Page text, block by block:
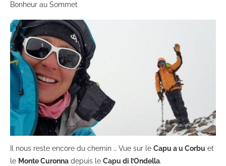
Bonheur au Sommet
Il nous reste encore du chemin … Vue sur le Capu a u Corbu et
le Monte Curonna depuis le Capu di l’Ondella.